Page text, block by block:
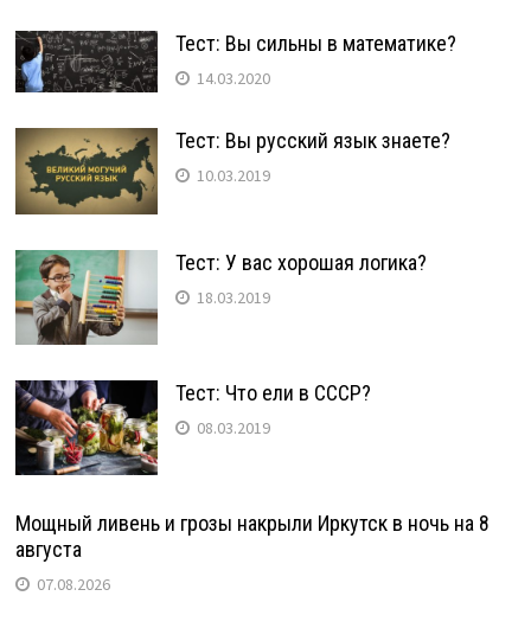
Тест: Вы сильны в математике?
14.03.2020
Тест: Вы русский язык знаете?
10.03.2019
Тест: У вас хорошая логика?
18.03.2019
Тест: Что ели в СССР?
08.03.2019
Мощный ливень и грозы накрыли Иркутск в ночь на 8
августа
07.08.2026